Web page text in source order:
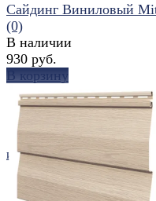
избранное сравнить
Сайдинг Виниловый
(0)
В наличии
930 руб.
В корзину